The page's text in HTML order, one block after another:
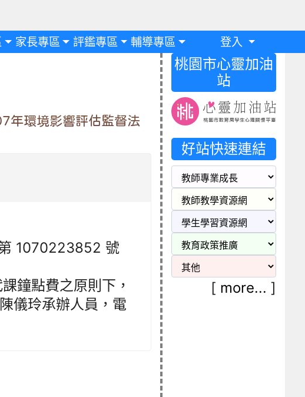
家長專區 評鑑專區 輔導專區 登入
年環境影響評估監督法
1070223852 號
鐘點費之原則下，
儀玲承辦人員，電
桃園市心靈加油
站
好站快速連結
[ more... ]